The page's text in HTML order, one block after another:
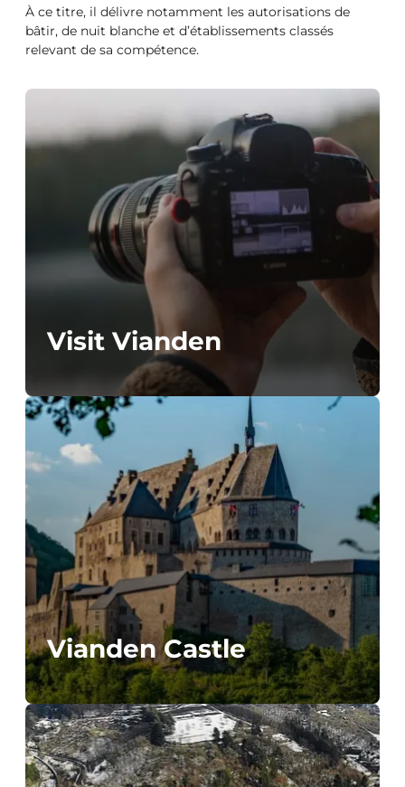
À ce titre, il délivre notamment les autorisations de
bâtir, de nuit blanche et d’établissements classés
relevant de sa compétence.
Visit Vianden
Vianden Castle